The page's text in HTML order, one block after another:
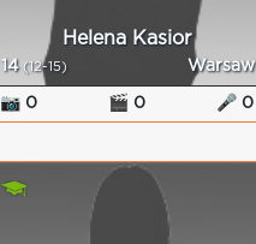
Helena Kasior
14 (12-15) Warsaw
📷 0 🎬 0 🎤 0